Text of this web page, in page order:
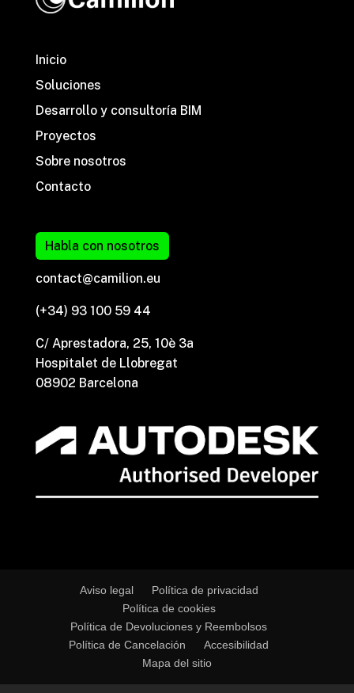
Inicio
Soluciones
Desarrollo y consultoría BIM
Proyectos
Sobre nosotros
Contacto
Habla con nosotros
contact@camilion.eu
(+34) 93 100 59 44
C/ Aprestadora, 25, 10è 3a
Hospitalet de Llobregat
08902 Barcelona
Aviso legal
Política de privacidad
Política de cookies
Política de Devoluciones y Reembolsos
Política de Cancelación
Accesibilidad
Mapa del sitio